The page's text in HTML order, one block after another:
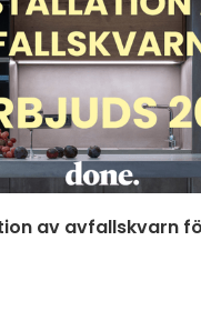
av avfallskvarn